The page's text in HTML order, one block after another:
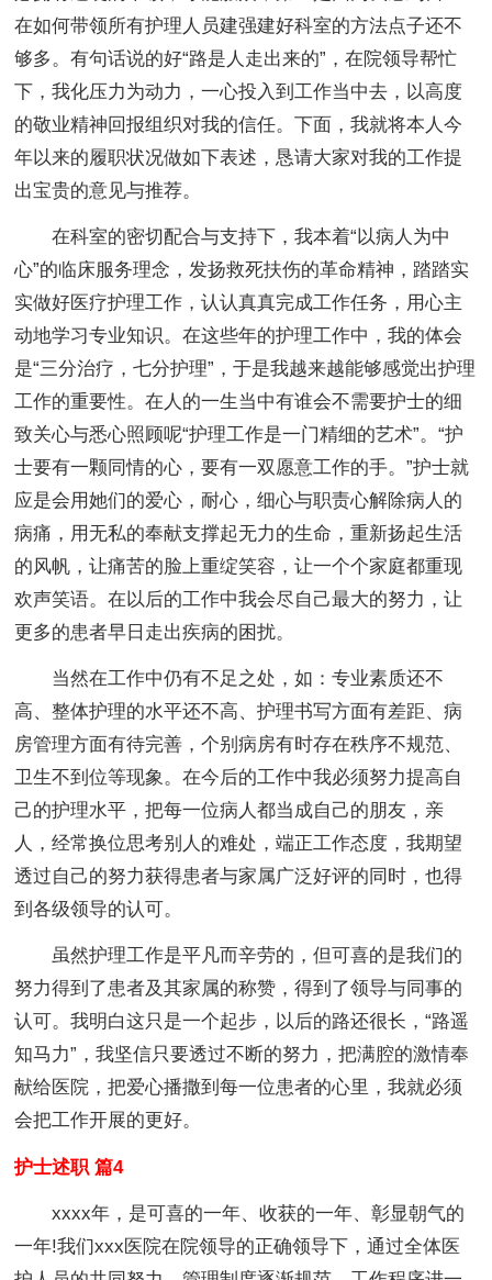
在如何带领所有护理人员建强建好科室的方法点子还不
够多。有句话说的好“路是人走出来的”，在院领导帮忙
下，我化压力为动力，一心投入到工作当中去，以高度
的敬业精神回报组织对我的信任。下面，我就将本人今
年以来的履职状况做如下表述，恳请大家对我的工作提
出宝贵的意见与推荐。
在科室的密切配合与支持下，我本着“以病人为中
心”的临床服务理念，发扬救死扶伤的革命精神，踏踏实
实做好医疗护理工作，认认真真完成工作任务，用心主
动地学习专业知识。在这些年的护理工作中，我的体会
是“三分治疗，七分护理”，于是我越来越能够感觉出护理
工作的重要性。在人的一生当中有谁会不需要护士的细
致关心与悉心照顾呢“护理工作是一门精细的艺术”。“护
士要有一颗同情的心，要有一双愿意工作的手。”护士就
应是会用她们的爱心，耐心，细心与职责心解除病人的
病痛，用无私的奉献支撑起无力的生命，重新扬起生活
的风帆，让痛苦的脸上重绽笑容，让一个个家庭都重现
欢声笑语。在以后的工作中我会尽自己最大的努力，让
更多的患者早日走出疾病的困扰。
当然在工作中仍有不足之处，如：专业素质还不
高、整体护理的水平还不高、护理书写方面有差距、病
房管理方面有待完善，个别病房有时存在秩序不规范、
卫生不到位等现象。在今后的工作中我必须努力提高自
己的护理水平，把每一位病人都当成自己的朋友，亲
人，经常换位思考别人的难处，端正工作态度，我期望
透过自己的努力获得患者与家属广泛好评的同时，也得
到各级领导的认可。
虽然护理工作是平凡而辛劳的，但可喜的是我们的
努力得到了患者及其家属的称赞，得到了领导与同事的
认可。我明白这只是一个起步，以后的路还很长，“路遥
知马力”，我坚信只要透过不断的努力，把满腔的激情奉
献给医院，把爱心播撒到每一位患者的心里，我就必须
会把工作开展的更好。
护士述职 篇4
xxxx年，是可喜的一年、收获的一年、彰显朝气的
一年!我们xxx医院在院领导的正确领导下，通过全体医